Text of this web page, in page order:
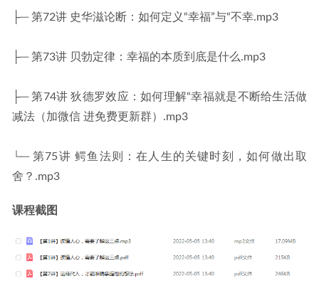
├─ 第72讲 史华滋论断：如何定义“幸福”与“不幸.mp3
├─ 第73讲 贝勃定律：幸福的本质到底是什么.mp3
├─ 第74讲 狄德罗效应：如何理解“幸福就是不断给生活做
减法（加微信 进免费更新群）.mp3
└─ 第75讲 鳄鱼法则：在人生的关键时刻，如何做出取
舍？.mp3
课程截图